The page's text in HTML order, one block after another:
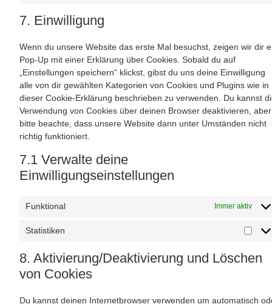
7. Einwilligung
Wenn du unsere Website das erste Mal besuchst, zeigen wir dir
Pop-Up mit einer Erklärung über Cookies. Sobald du auf
„Einstellungen speichern“ klickst, gibst du uns deine Einwilligung
alle von dir gewählten Kategorien von Cookies und Plugins wie in
dieser Cookie-Erklärung beschrieben zu verwenden. Du kannst
Verwendung von Cookies über deinen Browser deaktivieren, aber
bitte beachte, dass unsere Website dann unter Umständen nicht
richtig funktioniert.
7.1 Verwalte deine
Einwilligungseinstellungen
Funktional Immer aktiv
Statistiken
8. Aktivierung/Deaktivierung und Löschen
von Cookies
Du kannst deinen Internetbrowser verwenden um automatisch